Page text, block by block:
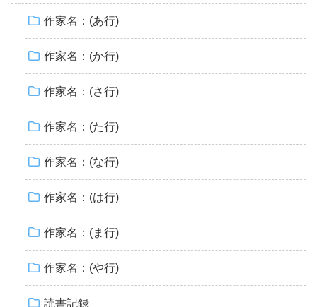
作家名：(あ行)
作家名：(か行)
作家名：(さ行)
作家名：(た行)
作家名：(な行)
作家名：(は行)
作家名：(ま行)
作家名：(や行)
読書記録